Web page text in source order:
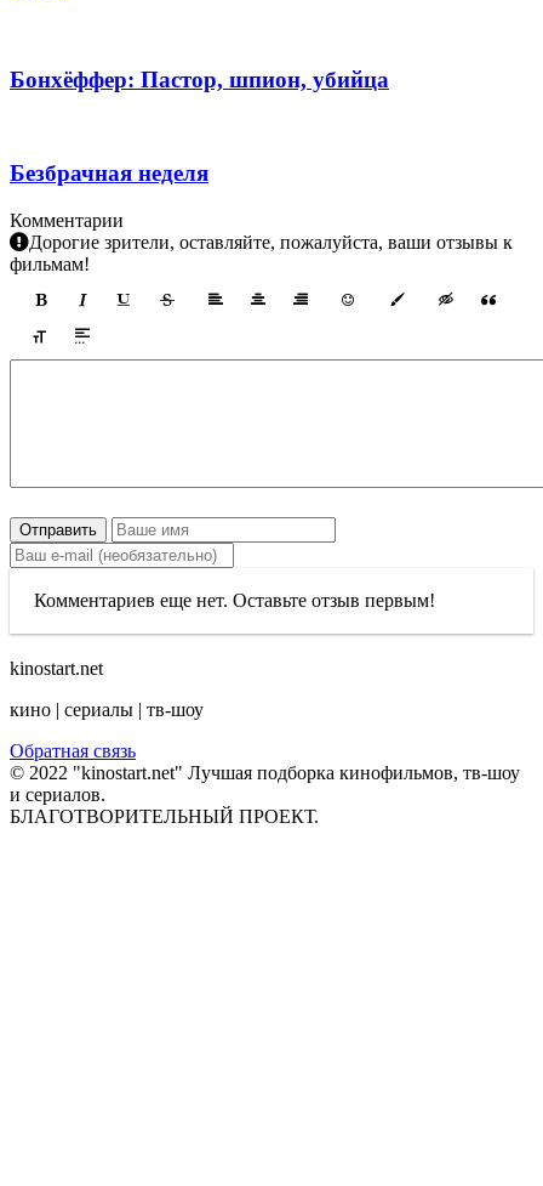
Бонхёффер: Пастор, шпион, убийца
Безбрачная неделя
Комментарии
Дорогие зрители, оставляйте, пожалуйста, ваши отзывы к
фильмам!
Отправить
Комментариев еще нет. Оставьте отзыв первым!
kinostart.net
кино | сериалы | тв-шоу
Обратная связь
© 2022 "kinostart.net" Лучшая подборка кинофильмов, тв-шоу
и сериалов.
БЛАГОТВОРИТЕЛЬНЫЙ ПРОЕКТ.